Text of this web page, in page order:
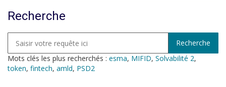
Recherche
Mots clés les plus recherchés : esma, MIFID, Solvabilité 2,
token, fintech, amld, PSD2